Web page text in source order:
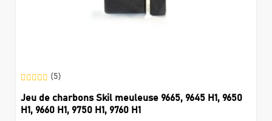
(5)
Jeu de charbons Skil meuleuse 9665, 9645 H1, 9650
H1, 9660 H1, 9750 H1, 9760 H1